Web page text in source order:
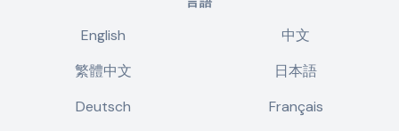
English
中文
繁體中文
日本語
Deutsch
Français